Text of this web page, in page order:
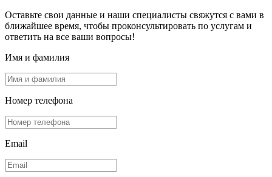
Оставьте свои данные и наши специалисты свяжутся с вами в
ближайшее время, чтобы проконсультировать по услугам и
ответить на все ваши вопросы!
Имя и фамилия
Номер телефона
Email